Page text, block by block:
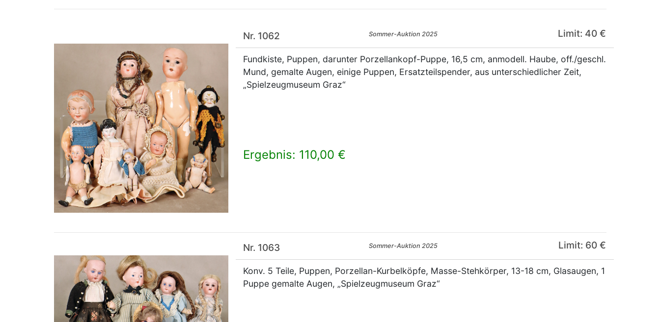
Nr. 1062 Sommer-Auktion 2025 Limit: 40 €
Fundkiste, Puppen, darunter Porzellankopf-Puppe, 16,5 cm, anmodell. Haube, off./geschl.
Mund, gemalte Augen, einige Puppen, Ersatzteilspender, aus unterschiedlicher Zeit,
„Spielzeugmuseum Graz“
Ergebnis: 110,00 €
Nr. 1063 Sommer-Auktion 2025 Limit: 60 €
Konv. 5 Teile, Puppen, Porzellan-Kurbelköpfe, Masse-Stehkörper, 13-18 cm, Glasaugen, 1
Puppe gemalte Augen, „Spielzeugmuseum Graz“